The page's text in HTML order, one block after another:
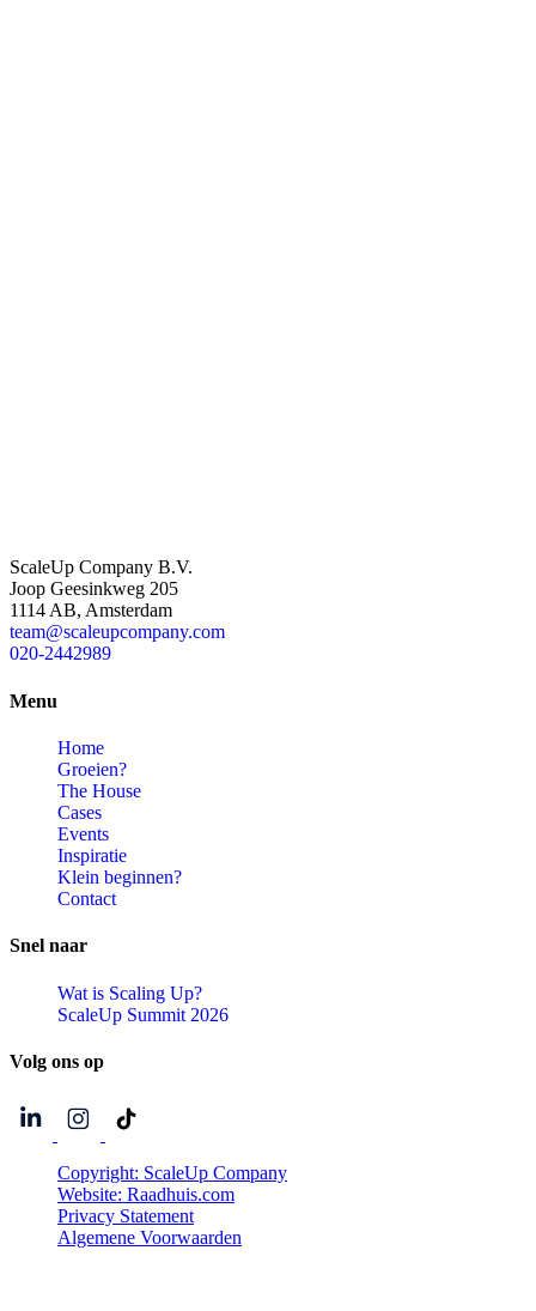
ScaleUp Company B.V.
Joop Geesinkweg 205
1114 AB, Amsterdam
team@scaleupcompany.com
020-2442989
Menu
Home
Groeien?
The House
Cases
Events
Inspiratie
Klein beginnen?
Contact
Snel naar
Wat is Scaling Up?
ScaleUp Summit 2026
Volg ons op
Copyright: ScaleUp Company
Website: Raadhuis.com
Privacy Statement
Algemene Voorwaarden